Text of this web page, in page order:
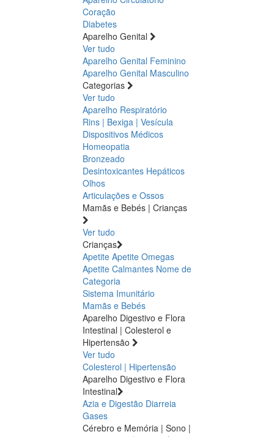
Coração
Diabetes
Aparelho Genital
Ver tudo
Aparelho Genital Feminino
Aparelho Genital Masculino
Categorias
Ver tudo
Aparelho Respiratório
Rins | Bexiga | Vesícula
Dispositivos Médicos
Homeopatia
Bronzeado
Desintoxicantes Hepáticos
Olhos
Articulações e Ossos
Mamãs e Bebés | Crianças
Ver tudo
Crianças
Apetite Apetite Omegas
Apetite Calmantes Nome de
Categoria
Sistema Imunitário
Mamãs e Bebés
Aparelho Digestivo e Flora
Intestinal | Colesterol e
Hipertensão
Ver tudo
Colesterol | Hipertensão
Aparelho Digestivo e Flora
Intestinal
Azia e Digestão Diarreia
Gases
Cérebro e Memória | Sono |